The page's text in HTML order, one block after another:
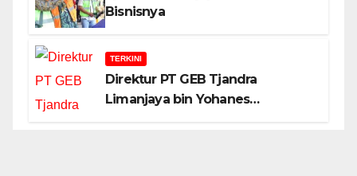
Bisnisnya
TERKINI
Direktur PT GEB Tjandra
Limanjaya bin Yohanes